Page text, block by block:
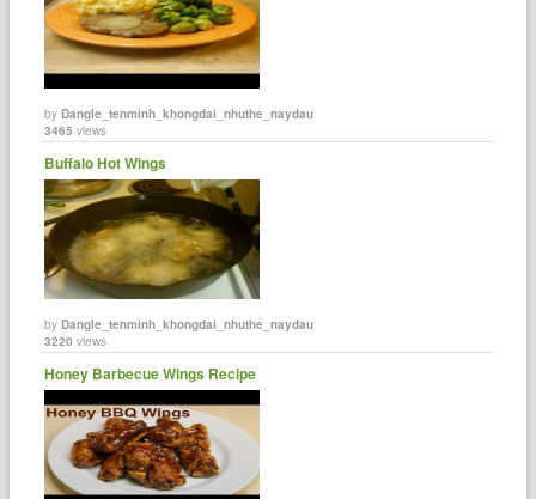
byDangle_tenminh_khongdai_nhuthe_naydau
3465 views
Buffalo Hot Wings
byDangle_tenminh_khongdai_nhuthe_naydau
3220 views
Honey Barbecue Wings Recipe